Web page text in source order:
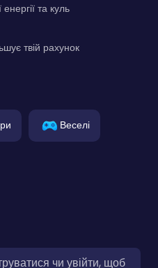
та куль
твій рахунок
Веселі
чи увійти, щоб